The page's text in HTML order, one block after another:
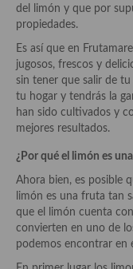
Origen y evolución
Protocolo y buenas
Ocio – restaurantes,
Viajes eno-gastro-
Las opiniones de la
Prensa
Recetas
del limón y que por
propiedades.
Es así que en
jugosos, frescos y
sin tener que salir de
tu hogar y tendrás la
han sido cultivados y
mejores resultados.
¿Por qué el limón es
Ahora bien, es posible
limón es una fruta tan
que el limón cuenta
convierten en uno de
podemos encontrar en